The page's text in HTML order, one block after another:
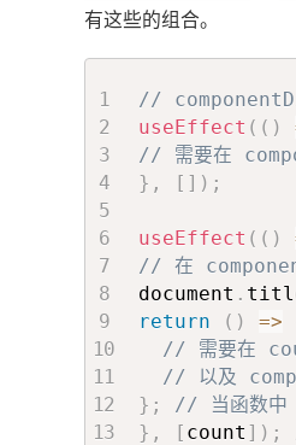
有这些的组合。
//
useEffect ( ( )
// 需要在
} , [ ] ) ;
useEffect ( ( )
// 在
document .
return
( ) =>
// 需要在
// 以及
} ;
// 当函数中
} , [ count ] ) ;